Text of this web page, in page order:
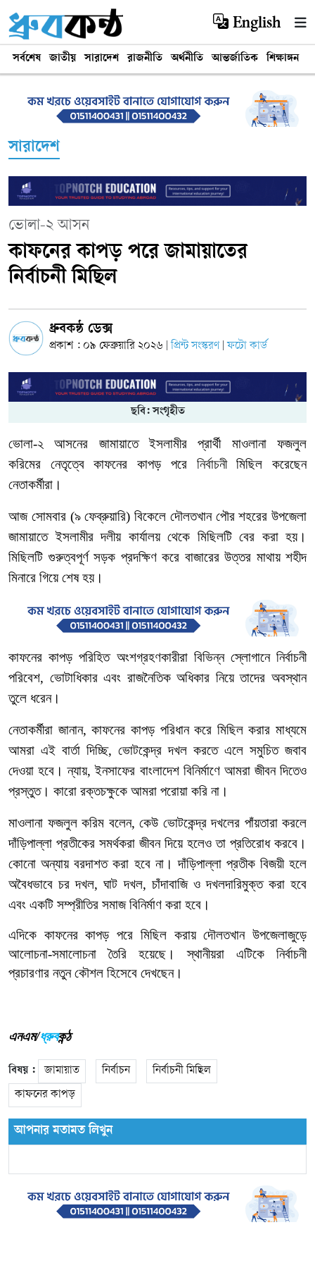
English
সর্বশেষ জাতীয় সারাদেশ রাজনীতি অর্থনীতি আন্তর্জাতিক শিক্ষাঙ্গন
সারাদেশ
ভোলা-২ আসন
কাফনের কাপড় পরে জামায়াতের
নির্বাচনী মিছিল
ধ্রুবকন্ঠ ডেক্স
প্রকাশ : ০৯ ফেব্রুয়ারি ২০২৬ প্রিন্ট সংস্করণ ফটো কার্ড
ছবি: সংগৃহীত
ভোলা-২ আসনের জামায়াতে ইসলামীর প্রার্থী মাওলানা
ফজলুল
করিমের
নেতৃত্বে কাফনের কাপড় পরে নির্বাচনীমিছিল
করেছেন
নেতাকর্মীরা।
আজ সোমবার(৯ ফেব্রুয়ারি) বিকেলে দৌলতখান পৌর শহরের উপজেলা
জামায়াতে ইসলামীর দলীয় কার্যালয় থেকে মিছিলটি বের করা হয়।
মিছিলটি গুরুত্বপূর্ণ সড়ক প্রদক্ষিণ করে বাজারের উত্তর মাথায় শহীদ
মিনারে গিয়ে শেষ হয়।
কাফনের কাপড় পরিহিত অংশগ্রহণকারীরা বিভিন্ন স্লোগানে নির্বাচনী
পরিবেশ, ভোটাধিকার এবং রাজনৈতিক অধিকার নিয়ে তাদের অবস্থান
তুলে ধরেন।
নেতাকর্মীরা জানান,কাফনের কাপড় পরিধান করে মিছিল করার মাধ্যমে
আমরা এই বার্তা দিচ্ছি, ভোটকেন্দ্র দখল করতে এলে সমুচিত জবাব
দেওয়া হবে। ন্যায়,ইনসাফের বাংলাদেশ বিনির্মাণে আমরা জীবন দিতেও
প্রস্তুত। কারো রক্তচক্ষুকে আমরা পরোয়া করি না।
মাওলানা ফজলুল করিম বলেন, কেউ ভোটকেন্দ্র দখলের পাঁয়তারা করলে
দাঁড়িপাল্লা প্রতীকের সমর্থকরা জীবন দিয়ে হলেও তা প্রতিরোধ করবে।
কোনো অন্যায় বরদাশত করা হবে না। দাঁড়িপাল্লা প্রতীক বিজয়ী হলে
অবৈধভাবে চর দখল,ঘাট দখল, চাঁদাবাজি ও দখলদারিমুক্ত করা হবে
এবং একটি সম্প্রীতির সমাজ বিনির্মাণ করা হবে।
এদিকে কাফনের কাপড় পরে মিছিল করায় দৌলতখান উপজেলাজুড়ে
আলোচনা-সমালোচনা তৈরি হয়েছে। স্থানীয়রা এটিকে
নির্বাচনী
প্রচারণার নতুন কৌশল হিসেবে দেখছেন।
এনএম/ধ্রুবকন্ঠ
বিষয় : জামায়াত নির্বাচন
নির্বাচনী মিছিল
কাফনের কাপড়
আপনার মতামত লিখুন